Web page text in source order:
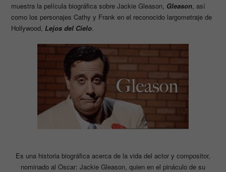
muestra la película biográfica sobre Jackie Gleason, Gleason, así
como los personajes Cathy y Frank en el reconocido largometraje de
Hollywood,Lejos del Cielo.
Es una historia biográfica acerca de la vida del actor y compositor,
nominado al Oscar: Jackie Gleason, quien en el pináculo de su